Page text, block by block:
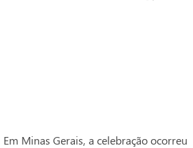
Em Minas Gerais, a celebração